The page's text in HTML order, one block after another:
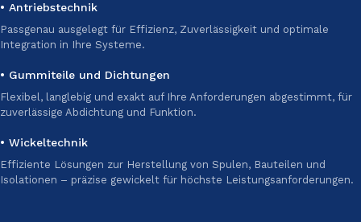
• Antriebstechnik
Passgenau ausgelegt für Effizienz, Zuverlässigkeit und optimale
Integration in Ihre Systeme.
• Gummiteile und Dichtungen
Flexibel, langlebig und exakt auf Ihre Anforderungen abgestimmt, für
zuverlässige Abdichtung und Funktion.
• Wickeltechnik
Effiziente Lösungen zur Herstellung von Spulen, Bauteilen und
Isolationen – präzise gewickelt für höchste Leistungsanforderungen.